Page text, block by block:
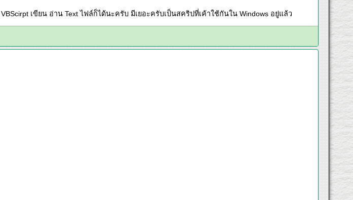
เขียน อ่าน Text ไฟล์ก็ได้นะครับ มีเยอะครับเป็นสคริปที่เค้าใช้กันใน Windows อยู่แล้ว